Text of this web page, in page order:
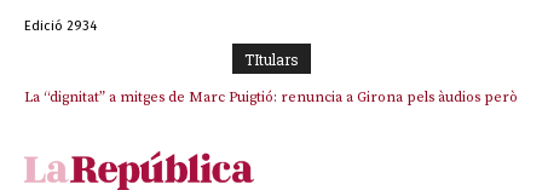
Edició 2934
TItulars
La “dignitat” a mitges de Marc Puigtió: renuncia a Girona pels àudios però